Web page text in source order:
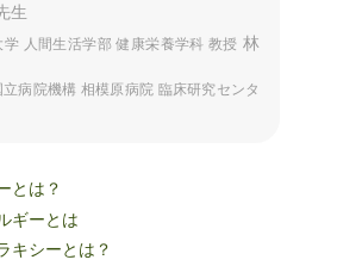
生
人間生活学部 健康栄養学科 教授 林
立病院機構 相模原病院 臨床研究センタ
とは？
ギーとは
キシーとは？